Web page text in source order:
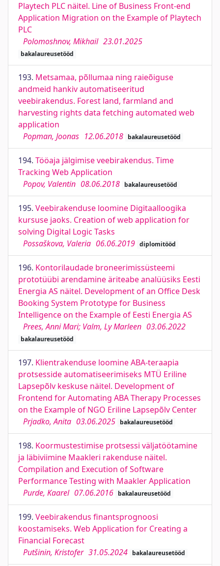
Playtech PLC näitel. Line of Business Front-end
Application Migration on the Example of Playtech
PLC
Polomoshnov, Mikhail 23.01.2025
bakalaureusetööd
193. Metsamaa, põllumaa ning raieõiguse
andmeid hankiv automatiseeritud
veebirakendus. Forest land, farmland and
harvesting rights data fetching automated web
application
Popman, Joonas 12.06.2018 bakalaureusetööd
194. Tööaja jälgimise veebirakendus. Time
Tracking Web Application
Popov, Valentin 08.06.2018 bakalaureusetööd
195. Veebirakenduse loomine Digitaalloogika
kursuse jaoks. Creation of web application for
solving Digital Logic Tasks
Possaškova, Valeria 06.06.2019 diplomitööd
196. Kontorilaudade broneerimissüsteemi
prototüübi arendamine äriteabe analüüsiks Eesti
Energia AS näitel. Development of an Office Desk
Booking System Prototype for Business
Intelligence on the Example of Eesti Energia AS
Prees, Anni Mari; Valm, Ly Marleen 03.06.2022
bakalaureusetööd
197. Klientrakenduse loomine ABA-teraapia
protsesside automatiseerimiseks MTÜ Eriline
Lapsepõlv keskuse näitel. Development of
Frontend for Automating ABA Therapy Processes
on the Example of NGO Eriline Lapsepõlv Center
Prjadko, Anita 03.06.2025 bakalaureusetööd
198. Koormustestimise protsessi väljatöötamine
ja läbiviimine Maakleri rakenduse näitel.
Compilation and Execution of Software
Performance Testing with Maakler Application
Purde, Kaarel 07.06.2016 bakalaureusetööd
199. Veebirakendus finantsprognoosi
koostamiseks. Web Application for Creating a
Financial Forecast
Putšinin, Kristofer 31.05.2024 bakalaureusetööd